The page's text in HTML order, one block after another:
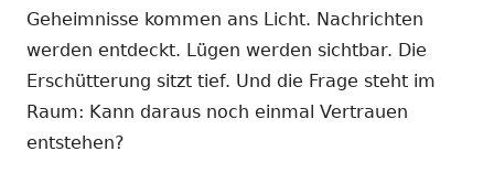
Geheimnisse kommen ans Licht. Nachrichten
werden entdeckt. Lügen werden sichtbar. Die
Erschütterung sitzt tief. Und die Frage steht im
Raum: Kann daraus noch einmal Vertrauen
entstehen?